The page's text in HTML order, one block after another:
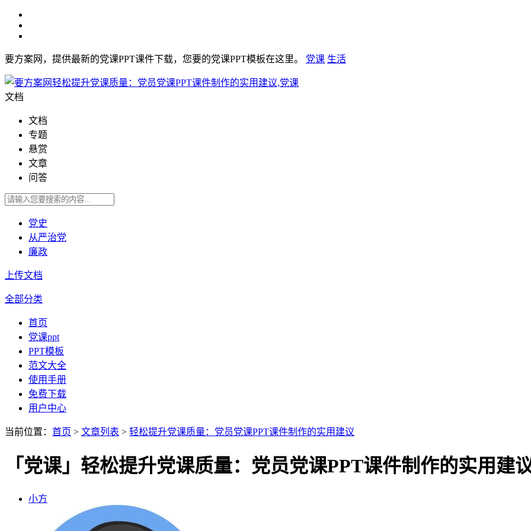
要方案网，提供最新的党课PPT课件下载，您要的党课PPT模板在这里。 党课 生活
文档
文档
专题
悬赏
文章
问答
党史
从严治党
廉政
上传文档
全部分类
首页
党课ppt
PPT模板
范文大全
使用手册
免费下载
用户中心
当前位置： 首页 > 文章列表 > 轻松提升党课质量：党员党课PPT课件制作的实用建议
「党课」轻松提升党课质量：党员党课PPT课件制作的实用建
小方